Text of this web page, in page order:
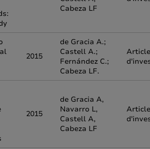
Cabeza LF
2015
de Gracia A.;
Castell A.;
Fernández C.;
Cabeza LF.
Article
2015
de Gracia A,
Navarro L,
Castell A,
Cabeza LF
Article